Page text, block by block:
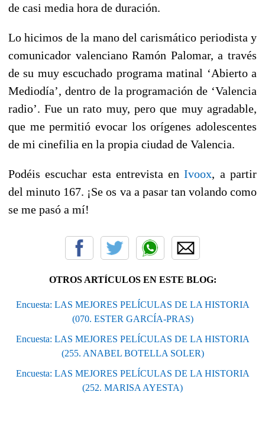
de casi media hora de duración.
Lo hicimos de la mano del carismático periodista y
comunicador valenciano Ramón Palomar, a través
de su muy escuchado programa matinal ‘Abierto a
Mediodía’, dentro de la programación de ‘Valencia
radio’. Fue un rato muy, pero que muy agradable,
que me permitió evocar los orígenes adolescentes
de mi cinefilia en la propia ciudad de Valencia.
Podéis escuchar esta entrevista enIvoox, a partir
del minuto 167. ¡Se os va a pasar tan volando como
se me pasó a mí!
OTROS ARTÍCULOS EN ESTE BLOG:
Encuesta: LAS MEJORES PELÍCULAS DE LA HISTORIA
(070. ESTER GARCÍA-PRAS)
Encuesta: LAS MEJORES PELÍCULAS DE LA HISTORIA
(255. ANABEL BOTELLA SOLER)
Encuesta: LAS MEJORES PELÍCULAS DE LA HISTORIA
(252. MARISA AYESTA)